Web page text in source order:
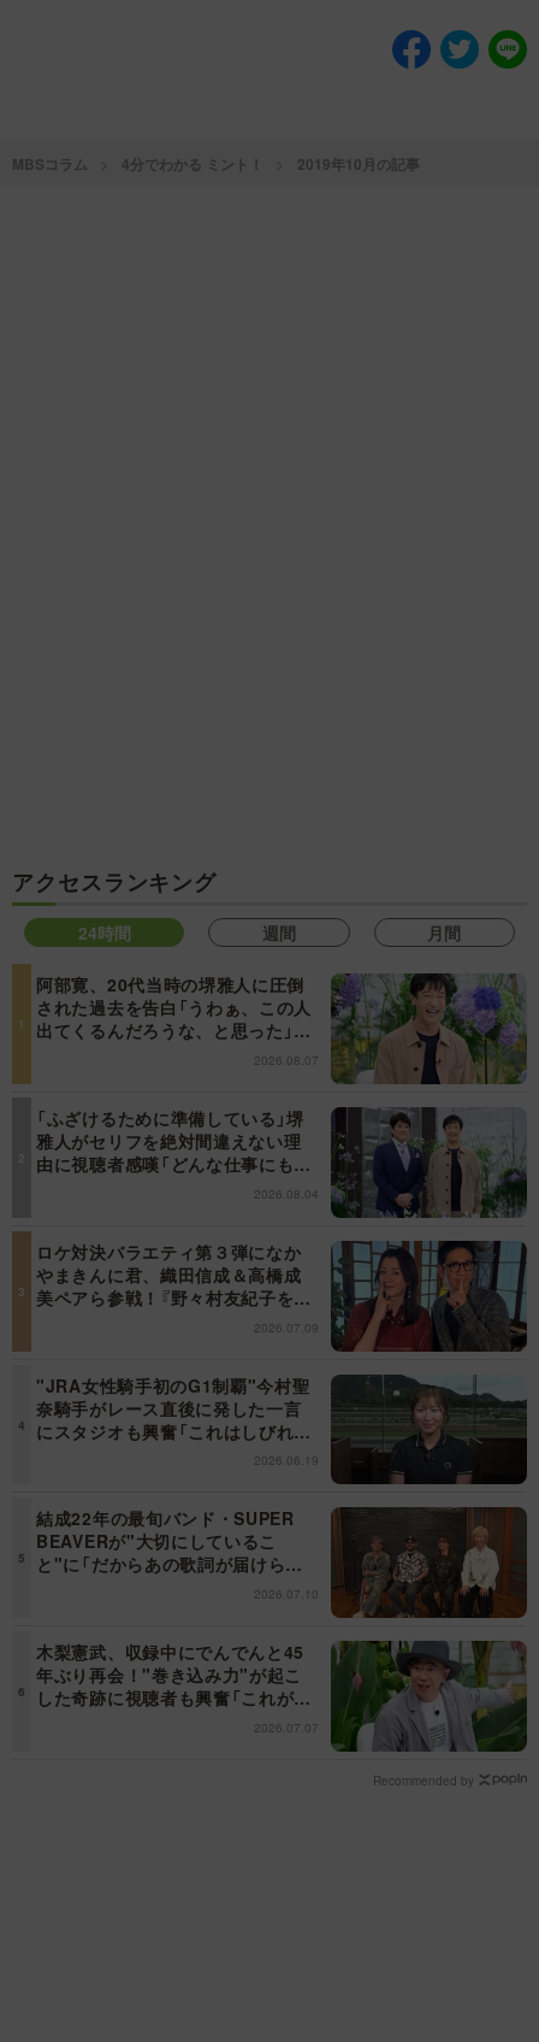
MBSコラム 4分でわかる ミント！ 2019年10月の記事
アクセスランキング
24時間 週間 月間
阿部寛、20代当時の堺雅人に圧倒
された過去を告白「うわぁ、この人
出てくるんだろうな、と思った」
2026.08.07
「ふざけるために準備している」堺
雅人がセリフを絶対間違えない理
由に視聴者感嘆「どんな仕事にも当
てはまる」【日曜日の初耳学】2026.08.04
ロケ対決バラエティ第３弾になか
やまきんに君、織田信成＆高橋成
美ペアら参戦！『野々村友紀子を黙
らせろ！』１２日（日）昼に放送！
2026.07.09
"JRA女性騎手初のG1制覇"今村聖
奈騎手がレース直後に発した一言
にスタジオも興奮「これはしびれ
2026.06.19
結成22年の最旬バンド・SUPER
BEAVERが"大切にしているこ
と"に「だからあの歌詞が届けられ
るんだ」共感の声＜日曜日の初耳学
2026.07.10
木梨憲武、収録中にでんでんと45
年ぶり再会！"巻き込み力"が起こ
した奇跡に視聴者も興奮「これがテ
レビの面白さだよね！」＜日曜日の
2026.07.07
Recommended by